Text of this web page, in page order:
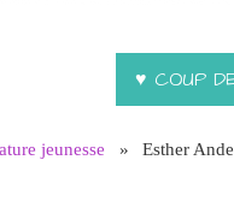
♥ COUP
jeunesse » Esther